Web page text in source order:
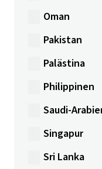
Oman
Pakistan
Palästina
Philippinen
Saudi-
Singapur
Sri Lanka